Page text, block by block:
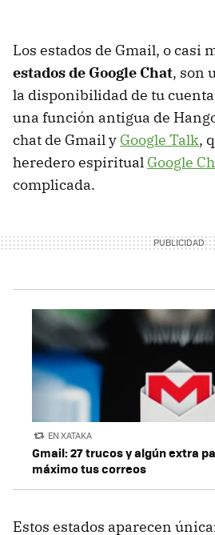
Los estados de Gmail, o casi
estados de Google Chat, son
la disponibilidad de tu
una función antigua de
chat de Gmail y Google Talk,
heredero espiritual Google
complicada.
EN XATAKA
Gmail: 27 trucos y algún extra
máximo tus correos
Estos estados aparecen